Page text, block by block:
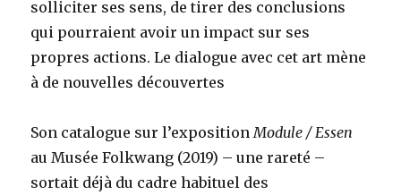
solliciter ses sens, de tirer des conclusions
qui pourraient avoir un impact sur ses
propres actions. Le dialogue avec cet art mène
à de nouvelles découvertes
Son catalogue sur l’expositionModule / Essen
au Musée Folkwang (2019) – une rareté –
sortait déjà du cadre habituel des